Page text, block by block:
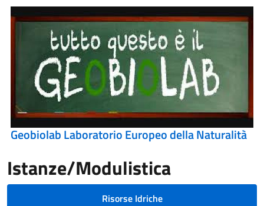
Geobiolab Laboratorio Europeo della Naturalità
Istanze/Modulistica
Risorse Idriche